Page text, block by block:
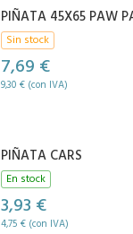
PIÑATA 45X65 PAW
Sin stock
7,69 €
9,30 € (con IVA)
PIÑATA CARS
En stock
3,93 €
4,75 € (con IVA)